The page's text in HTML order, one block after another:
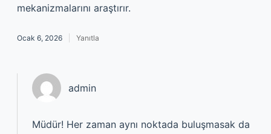
mekanizmalarını araştırır.
Ocak 6, 2026 Yanıtla
admin
Müdür! Her zaman aynı noktada buluşmasak da